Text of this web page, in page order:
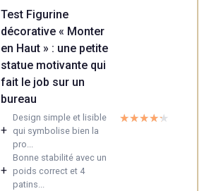
Test Figurine
décorative « Monter
en Haut » : une petite
statue motivante qui
fait le job sur un
bureau
+
Design simple et lisible
qui symbolise bien la
pro...
+
Bonne stabilité avec un
poids correct et 4
patins...
★★★★★
★★★★★